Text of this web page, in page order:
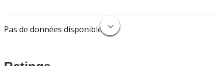
Pas de données disponibles.